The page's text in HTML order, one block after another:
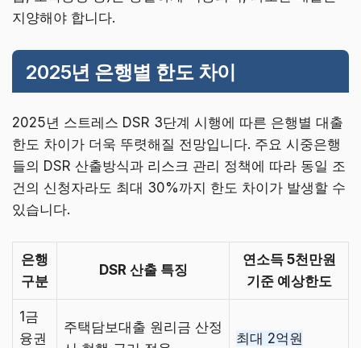
지양해야 합니다.
2025년 은행별 한도 차이
2025년 스트레스 DSR 3단계 시행에 따른 은행별 대출
한도 차이가 더욱 뚜렷해질 전망입니다. 주요 시중은행
들의 DSR 산출방식과 리스크 관리 정책에 따라 동일 조
건의 신청자라도 최대 30%까지 한도 차이가 발생할 수
있습니다.
은행
구분
DSR 산출 특징
연소득 5천만원
기준 예상한도
1금
융권
주택담보대출 원리금 산정
최대 2억원